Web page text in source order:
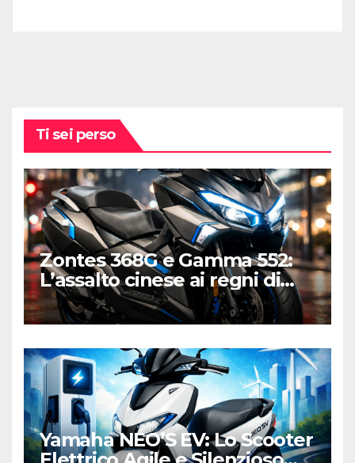
Ti sei perso
Zontes 368G e Gamma 552:
L’assalto cinese ai regni di
Honda e Yamaha
Yamaha NEO’S EV: Lo Scooter